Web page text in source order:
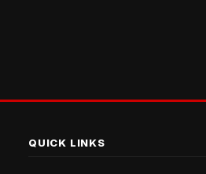
QUICK LINKS